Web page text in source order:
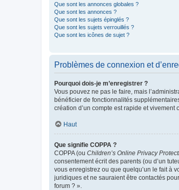
Que sont les annonces globales ?
Que sont les annonces ?
Que sont les sujets épinglés ?
Que sont les sujets verrouillés ?
Que sont les icônes de sujet ?
Problèmes de connexion et
Pourquoi dois-je m’enregistrer ?
Vous pouvez ne pas le faire, mais
bénéficier de fonctionnalités
création d’un compte est rapide et vivement
Haut
Que signifie COPPA ?
COPPA (ou Children’s Online Privacy
consentement écrit des parents (ou d’un
vous enregistrez ou que quelqu’un le fait à
juridiques et ne sauraient être contactés
forum ? ».